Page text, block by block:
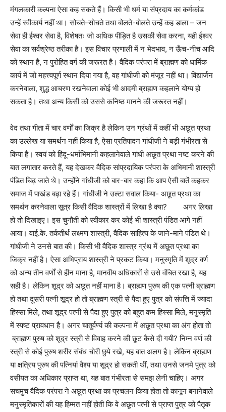
मंगलकारी कल्पना ऐसा कह सकते हैं। किसी भी धर्म या संप्रदाय का कर्मकांड
उन्हें स्वीकार्य नहीं था। सोचते-सोचते तथा बोलते-बोलते उन्हें कह डाला – जन
सेवा ही ईश्वर सेवा है, विशेषतः जो अधिक पीड़ित है उसकी सेवा करना, यही ईश्वर
सेवा का सर्वश्रेष्ठ तरीका है। इस विचार प्रणाली में न भेदभाव, न ऊँच-नीच आदि
को स्थान है, न पुरोहित वर्ग की जरूरत है। वैदिक परंपरा में ब्राह्मण को धार्मिक
कार्य में जो महत्त्वपूर्ण स्थान दिया गया है, वह गांधीजी को मंजूर नहीं था। विद्यार्जन
करनेवाला, शुद्ध आचरण रखनेवाला कोई भी आदमी ब्राह्मण कहलाने योग्य हो
सकता है। तथा अन्य किसी को उससे कनिष्ठ मानने की जरूरत नहीं।
वेद तथा गीता में चार वर्णों का जिक्र है लेकिन उन ग्रंथों में कहीं भी अछूत प्रथा
का उल्लेख या समर्थन नहीं किया है, ऐसा प्रतिपादन गांधीजी ने बड़ी गंभीरता से
किया है। स्वयं को हिंदू-धर्माभिमानी कहलानेवाले गांधी अछूत प्रथा नष्ट करने की
बात लगातार करते हैं, यह देखकर वैदिक सांप्रदायिक परंपरा के अभिमानी शास्त्री
पंडित चिढ़ जाते थे। उन्होंने गांधीजी को बार-बार कहा कि आप ऐसी बातें कहकर
समाज में पाखंड बढ़ा रहे हैं। गांधीजी ने उल्टा सवाल किया- अछूत प्रथा का
समर्थन करनेवाला सूत्र किसी वैदिक शास्त्रों में लिखा है क्या?
अगर लिखा
हो तो दिखाइए। इस चुनौती को स्वीकार कर कोई भी शास्त्री पंडित आगे नहीं
आया। वाई.के. तर्कतीर्थ लक्ष्मण शास्त्री, वैदिक साहित्य के जाने-माने पंडित थे।
गांधीजी ने उनसे बात की। किसी भी वैदिक शास्त्र ग्रंथ में अछूत प्रथा का
जिक्र नहीं है। ऐसा अभिप्राय शास्त्री ने प्रकट किया। मनुस्मृति में शूद्र वर्ण
को अन्य तीन वर्णों से हीन माना है, मानवीय अधिकारों से उसे वंचित रखा है, यह
सही है। लेकिन शूद्र को अछूत नहीं माना है। ब्राह्मण पुरुष की एक पत्नी ब्राह्मण
हो तथा दूसरी पत्नी शूद्र हो तो ब्राह्मण स्त्री से पैदा हुए पुत्र को संपत्ति में ज्यादा
हिस्सा मिले, तथा शूद्र पत्नी से पैदा हुए पुत्र को बहुत कम हिस्सा मिले, मनुस्मृति
में स्पष्ट प्रावधान है। अगर चातुर्वर्ण्य की कल्पना में अछूत प्रथा का अंग होता तो
ब्राह्मण पुरुष को शूद्र स्त्री से विवाह करने की छूट कैसे दी गयी? निम्न वर्ण की
स्त्री से कोई पुरुष शरीर संबंध चोरी छुपे रखे, यह बात अलग है। लेकिन ब्राह्मण
या क्षत्रिय पुरुष की पत्नियां वैश्य या शूद्र हो सकती थीं, तथा उनसे जनमे पुत्र को
वसीयत का अधिकार प्राप्त था, यह बात गंभीरता से समझ लेनी चाहिए। अगर
सचमुच वैदिक परंपरा ने अछूत प्रथा का प्रचलन किया होता तो कानून बनानेवाले
मनुस्मृतिकारों की यह हिम्मत नहीं होती कि वे अछूत पत्नी से प्राप्त पुत्र को पैतृक